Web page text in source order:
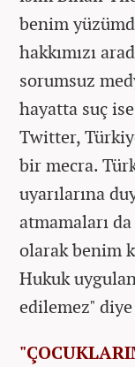
benim
hakkımızı
sorumsuz
hayatta suç
Twitter,
bir mecra.
uyarılarına
atmamaları
olarak benim
Hukuk
edilemez"